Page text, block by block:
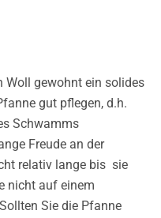
Woll gewohnt ein solides
gut pflegen, d.h.
Schwamms
Freude an der
relativ lange bis sie
nicht auf einem
Sie die Pfanne